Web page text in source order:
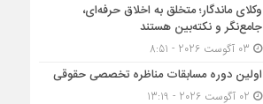
وکلای ماندگار؛ متخلق به اخلاق حرفه‌ای،
جامع‌نگر و نکته‌بین هستند
اولین دوره مسابقات مناظره تخصصی حقوقی